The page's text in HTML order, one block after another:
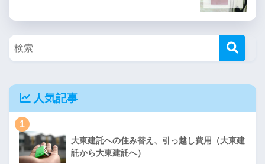
人気記事
1
大東建託への住み替え、引っ越し費用（大東建
託から大東建託へ）